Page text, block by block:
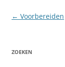
Berichtnavigatie
← Voorbereiden
ZOEKEN